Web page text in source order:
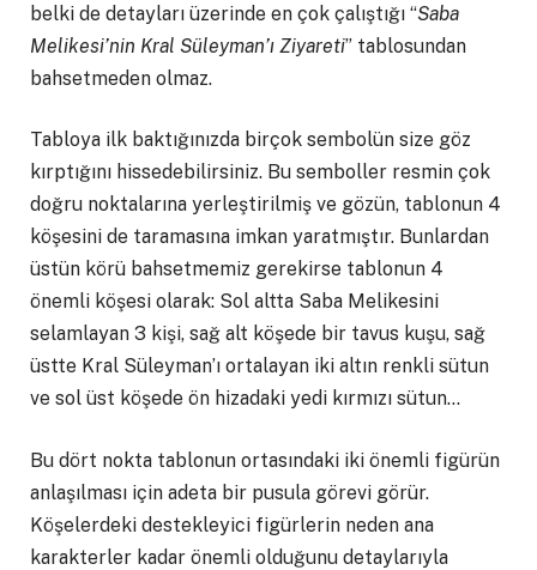
belki de detayları üzerinde en çok çalıştığı “Saba
Melikesi’nin Kral Süleyman’ı Ziyareti” tablosundan
bahsetmeden olmaz.
Tabloya ilk baktığınızda birçok sembolün size göz
kırptığını hissedebilirsiniz. Bu semboller resmin çok
doğru noktalarına yerleştirilmiş ve gözün, tablonun 4
köşesini de taramasına imkan yaratmıştır. Bunlardan
üstün körü bahsetmemiz gerekirse tablonun 4
önemli köşesi olarak: Sol altta Saba Melikesini
selamlayan 3 kişi, sağ alt köşede bir tavus kuşu, sağ
üstte Kral Süleyman’ı ortalayan iki altın renkli sütun
ve sol üst köşede ön hizadaki yedi kırmızı sütun…
Bu dört nokta tablonun ortasındaki iki önemli figürün
anlaşılması için adeta bir pusula görevi görür.
Köşelerdeki destekleyici figürlerin neden ana
karakterler kadar önemli olduğunu detaylarıyla